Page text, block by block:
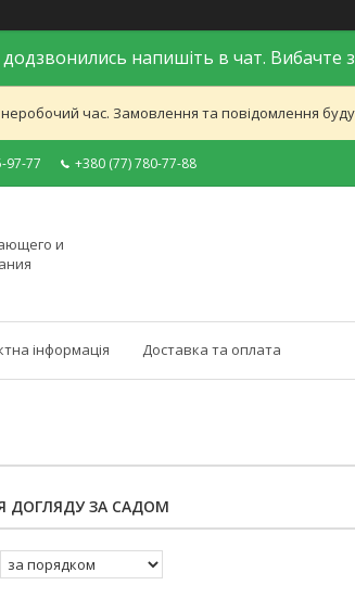
напишіть в чат. Вибачте
неробочий час. Замовлення та повідомлення
97-77 +380 (77) 780-77-88
и
інформація Доставка та оплата
ДОГЛЯДУ ЗА САДОМ